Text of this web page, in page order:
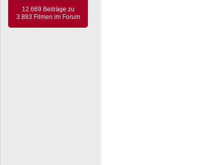
12.669 Beiträge zu
3.883 Filmen im Forum